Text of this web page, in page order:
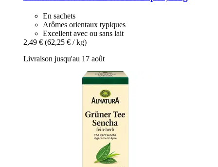
En sachets
Arômes orientaux typiques
Excellent avec ou sans lait
2,49 € (62,25 € / kg)
Livraison jusqu'au 17 août